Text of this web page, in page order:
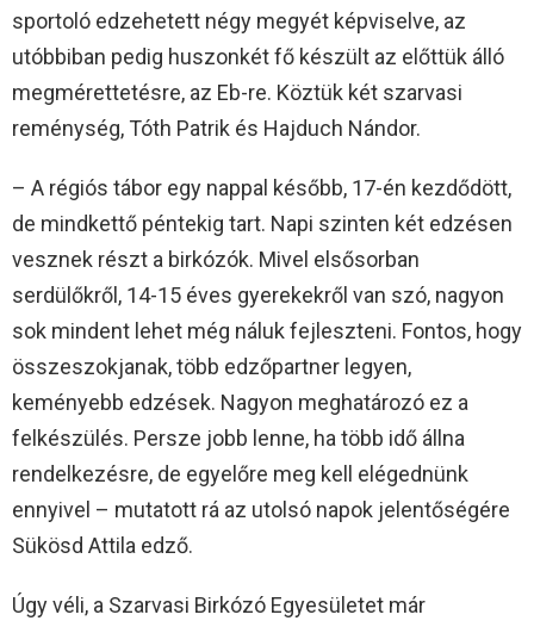
sportoló edzehetett négy megyét képviselve, az
utóbbiban pedig huszonkét fő készült az előttük álló
megmérettetésre, az Eb-re. Köztük két szarvasi
reménység, Tóth Patrik és Hajduch Nándor.
– A régiós tábor egy nappal később, 17-én kezdődött,
de mindkettő péntekig tart. Napi szinten két edzésen
vesznek részt a birkózók. Mivel elsősorban
serdülőkről, 14-15 éves gyerekekről van szó, nagyon
sok mindent lehet még náluk fejleszteni. Fontos, hogy
összeszokjanak, több edzőpartner legyen,
keményebb edzések. Nagyon meghatározó ez a
felkészülés. Persze jobb lenne, ha több idő állna
rendelkezésre, de egyelőre meg kell elégednünk
ennyivel – mutatott rá az utolsó napok jelentőségére
Sükösd Attila edző.
Úgy véli, a Szarvasi Birkózó Egyesületet már